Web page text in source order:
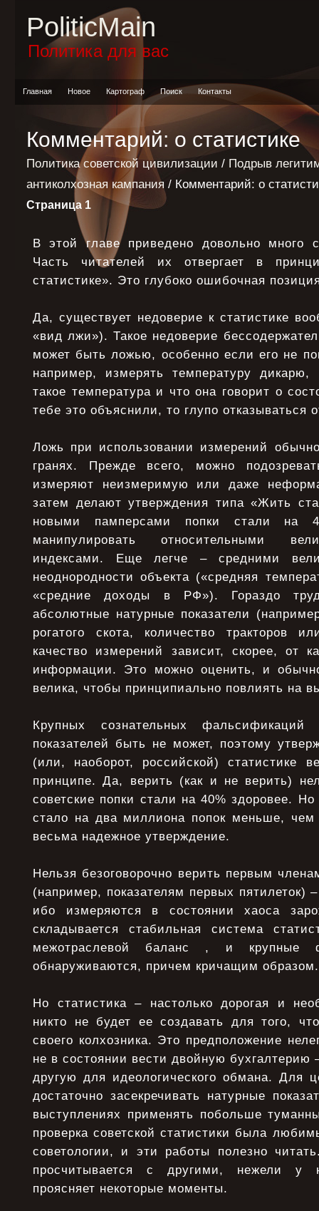
PoliticMain
Политика для вас
Главная Новое Картограф Поиск Контакты
Комментарий: о статистике
Политика советской цивилизации / Подрыв
антиколхозная кампания / Комментарий: о
Страница 1
В этой главе приведено довольно много
Часть читателей их отвергает в
статистике». Это глубоко ошибочная
Да, существует недоверие к статистике
«вид лжи»). Такое недоверие
может быть ложью, особенно если его не
например, измерять температуру
такое температура и что она говорит о
тебе это объяснили, то глупо отказываться
Ложь при использовании измерений
гранях. Прежде всего, можно
измеряют неизмеримую или даже
затем делают утверждения типа «Жить
новыми памперсами попки стали на
манипулировать относительными
индексами. Еще легче – средними
неоднородности объекта («средняя
«средние доходы в РФ»). Гораздо
абсолютные натурные показатели
рогатого скота, количество тракторов
качество измерений зависит, скорее, от
информации. Это можно оценить, и
велика, чтобы принципиально повлиять на
Крупных сознательных
показателей быть не может, поэтому
(или, наоборот, российской) статистике
принципе. Да, верить (как и не верить)
советские попки стали на 40% здоровее.
стало на два миллиона попок меньше, чем
весьма надежное утверждение.
Нельзя безоговорочно верить первым
(например, показателям первых пятилеток)
ибо измеряются в состоянии хаоса
складывается стабильная система
межотраслевой баланс , и крупные
обнаруживаются, причем кричащим образом.
Но статистика – настолько дорогая и
никто не будет ее создавать для того,
своего колхозника. Это предположение
не в состоянии вести двойную бухгалтерию
другую для идеологического обмана. Для
достаточно засекречивать натурные
выступлениях применять побольше
проверка советской статистики была
советологии, и эти работы полезно
просчитывается с другими, нежели у
проясняет некоторые моменты.